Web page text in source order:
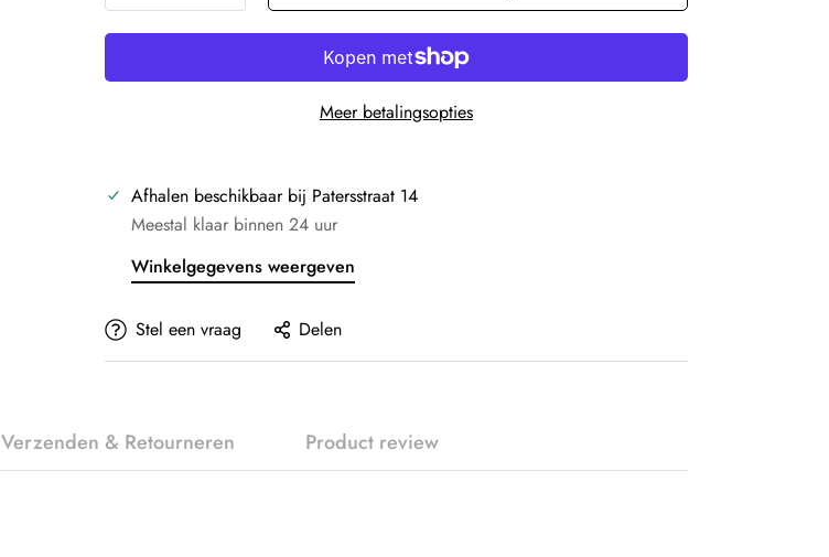
Meer betalingsopties
Afhalen beschikbaar bij Patersstraat 14
Meestal klaar binnen 24 uur
Winkelgegevens weergeven
Stel een vraag Delen
Verzenden & Retourneren Product review